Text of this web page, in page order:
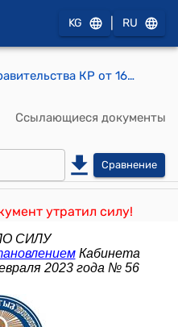
KG RU
Постановление Правительства КР от 16 февраля 2016 года № 68 "О внесении дополнений и изменений в постановление Правительства Кыргызской Республики "О вопросах Антитеррористического центра Государственного комитета национальной безопасности Кыргызской Республики и координации антитеррористической деятельности" от 15 февраля 2013 года № 71"
Ссылающиеся документы
Сравнение
утратил силу!